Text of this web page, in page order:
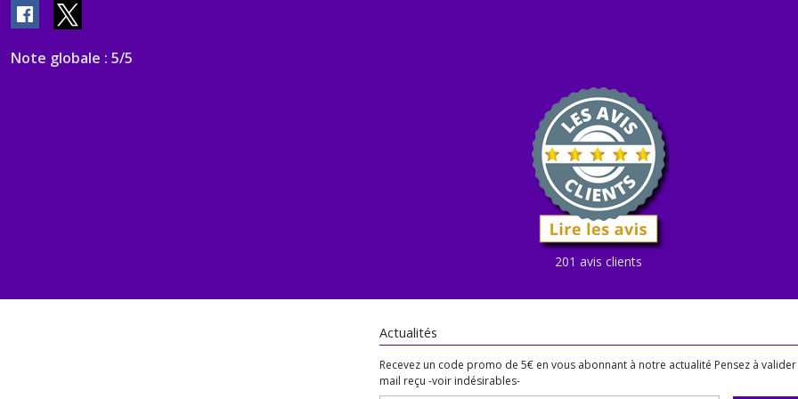
Note globale : 5/5
201 avis clients
Actualités
Recevez un code promo de 5€ en vous abonnant à notre actualité Pensez à
mail reçu -voir indésirables-